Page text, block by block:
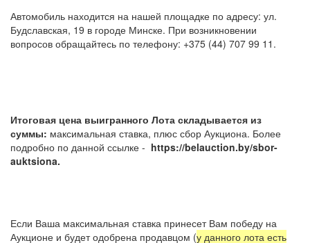
Автомобиль находится на нашей площадке по адресу: ул.
Будславская, 19 в городе Минске. При возникновении
вопросов обращайтесь по телефону: +375 (44) 707 99 11.
Итоговая цена выигранного Лота складывается из
суммы: максимальная ставка, плюс сбор Аукциона. Более
подробно по данной ссылке - https://belauction.by/sbor-
auktsiona.
Если Ваша максимальная ставка принесет Вам победу на
Аукционе и будет одобрена продавцом (у данного лота есть